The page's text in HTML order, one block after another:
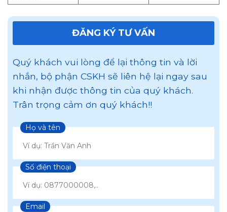
ĐĂNG KÝ TƯ VẤN
Quý khách vui lòng để lại thông tin và lời
nhắn, bộ phận CSKH sẽ liên hệ lại ngay sau
khi nhận được thông tin của quý khách.
Trân trọng cảm ơn quý khách!!
Họ và tên
Số điện thoại
Email